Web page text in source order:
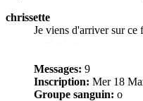
chrissette
Je viens d'arriver sur ce
Messages: 9
Inscription: Mer 18
Groupe sanguin: o